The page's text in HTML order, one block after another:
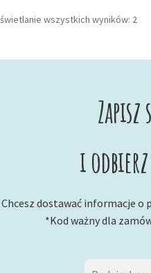
wszystkich wyników: 2
i
Chcesz dostawać informacje o
*Kod ważny dla